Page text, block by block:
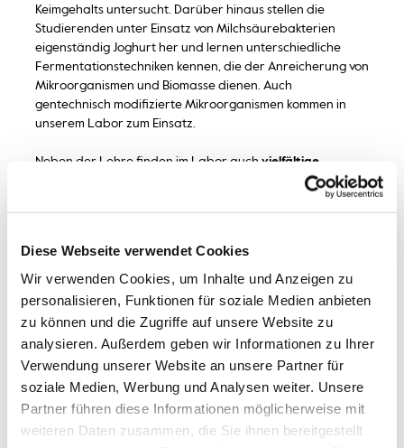
Diese Webseite verwendet Cookies
Wir verwenden Cookies, um Inhalte und Anzeigen zu
personalisieren, Funktionen für soziale Medien anbieten
zu können und die Zugriffe auf unsere Website zu
analysieren. Außerdem geben wir Informationen zu Ihrer
Verwendung unserer Website an unsere Partner für
soziale Medien, Werbung und Analysen weiter. Unsere
Partner führen diese Informationen möglicherweise mit
weiteren Daten zusammen, die Sie ihnen bereitgestellt
Keimgehalts untersucht. Darüber hinaus stellen die
Studierenden unter Einsatz von Milchsäurebakterien
eigenständig Joghurt her und lernen unterschiedliche
Fermentationstechniken kennen, die der Anreicherung von
Mikroorganismen und Biomasse dienen. Auch
gentechnisch modifizierte Mikroorganismen kommen in
unserem Labor zum Einsatz.
Neben der Lehre finden im Labor auch vielfältige
statt. Ein zentraler Schwerpunkt
unter Anwendung
Forschungsthemen umfassen diebio- und
gentechnologische Optimierung von Mikroorganismen
zur gezielten Produktion von Metaboliten und Biomasse.
Zudem werden regelmäßig
und Master) in unterschiedlichen Forschungsprojekten
vergeben.
Weitere Informationen zu unseren Forschungsaktivitäten
finden Sie unter: Institut für Angewandte Mikrobiologie und